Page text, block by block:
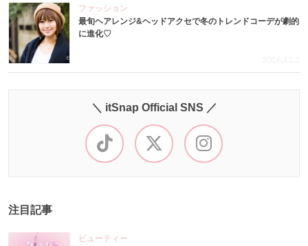
ファッション
最旬ヘアレンジ&ヘッドアクセで冬のトレンドコーデが劇的
に進化♡
2016.12.2
＼ itSnap Official SNS ／
注目記事
ビューティー